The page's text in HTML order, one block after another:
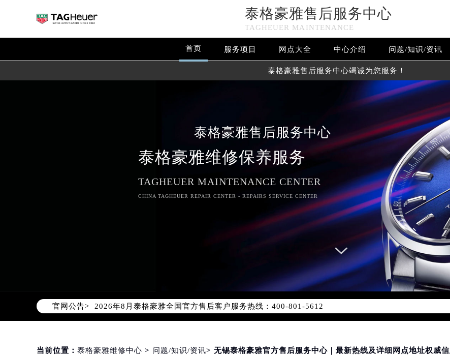
泰格豪雅售后服务中心
TAGHEUER MAINTENANCE
首页 服务项目 网点大全 中心介绍 问题/知识/资讯
泰格豪雅售后服务中心竭诚为您服务！
泰格豪雅售后服务中心
泰格豪雅维修保养服务
TAGHEUER MAINTENANCE CENTER
CHINA TAGHEUER REPAIR CENTER - REPAIRS SERVICE CENTER
官网公告>
2026年8月泰格豪雅中国区售后服务网络优化升级公告
2026年8月泰格豪雅全国官方售后客户服务热线：400-801-5612
泰格豪雅官方全国统一服务热线400-801-5612，服务覆盖中国大陆、香港、澳门、台湾全部区域（
2026年8月泰格豪雅售后服务中心最新网点地址：
北京市东城区东长安街1号东方广场写字楼W3座6层602室（需提前预约）
当前位置： 泰格豪雅维修中心 > 问题/知识/资讯> 无锡泰格豪雅官方售后服务中心｜最新热线及详细网点地址权威